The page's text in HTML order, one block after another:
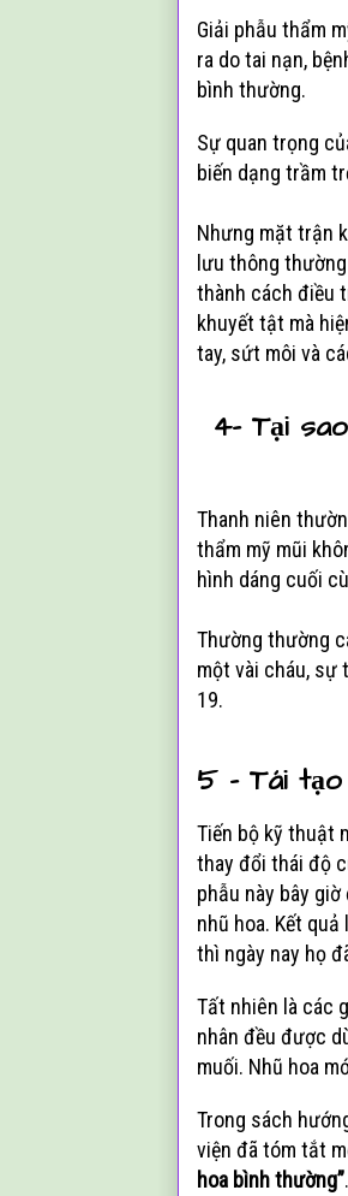
Giải phẫu thẩm
ra do tai nạn,
bình thường.
Sự quan trọng
biến dạng trầm
Nhưng mặt trận
lưu thông
thành cách điều
khuyết tật mà
tay, sứt môi và
4- Tại
Thanh niên
thẩm mỹ mũi
hình dáng cuối
Thường thường
một vài cháu, sự
19.
5 - Tái tạo
Tiến bộ kỹ thuật
thay đổi thái độ
phẫu này bây
nhũ hoa. Kết
thì ngày nay họ
Tất nhiên là các
nhân đều được
muối. Nhũ hoa
Trong sách
viện đã tóm tắt
hoa bình thường”